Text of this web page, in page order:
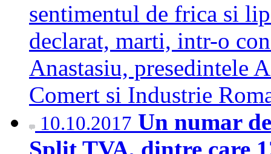
sentimentul de frica si
declarat, marti, intr-o
Anastasiu, presedintele
Comert si Industrie
10.10.2017 Un numar